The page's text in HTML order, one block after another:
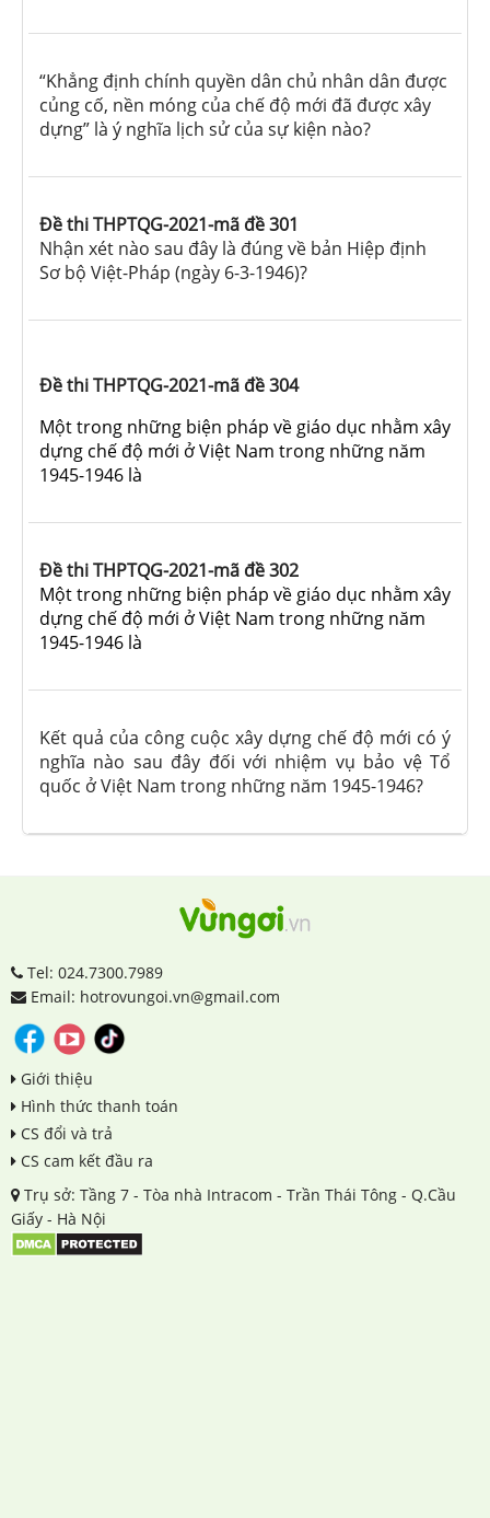
“Khẳng định chính quyền dân chủ nhân dân được
củng cố, nền móng của chế độ mới đã được xây
dựng” là ý nghĩa lịch sử của sự kiện nào?
Đề thi THPTQG-2021-mã đề 301
Nhận xét nào sau đây là đúng về bản Hiệp định
Sơ bộ Việt-Pháp (ngày 6-3-1946)?
Đề thi THPTQG-2021-mã đề 304
Một trong những biện pháp về giáo dục nhằm xây
dựng chế độ mới ở Việt Nam trong những năm
1945-1946 là
Đề thi THPTQG-2021-mã đề 302
Một trong những biện pháp về giáo dục nhằm xây
dựng chế độ mới ở Việt Nam trong những năm
1945-1946 là
Kết quả của công cuộc xây dựng chế độ mới có ý
nghĩa nào sau đây đối với nhiệm vụ bảo vệ Tổ
quốc ở Việt Nam trong những năm 1945-1946?
Tel: 024.7300.7989
Email: hotrovungoi.vn@gmail.com
Giới thiệu
Hình thức thanh toán
CS đổi và trả
CS cam kết đầu ra
Trụ sở: Tầng 7 - Tòa nhà Intracom - Trần Thái Tông - Q.Cầu
Giấy - Hà Nội